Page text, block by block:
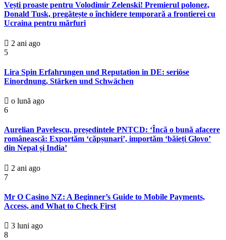
Vești proaste pentru Volodimir Zelenski! Premierul polonez,
Donald Tusk, pregătește o închidere temporară a frontierei cu
Ucraina pentru mărfuri
2 ani ago
5
Lira Spin Erfahrungen und Reputation in DE: seriöse
Einordnung, Stärken und Schwächen
o lună ago
6
Aurelian Pavelescu, președintele PNȚCD: ‘Încă o bună afacere
românească: Exportăm ‘căpșunari’, importăm ‘băieți Glovo’
din Nepal și India’
2 ani ago
7
Mr O Casino NZ: A Beginner’s Guide to Mobile Payments,
Access, and What to Check First
3 luni ago
8